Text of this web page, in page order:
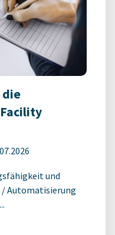
die
und
/ Automatisierung